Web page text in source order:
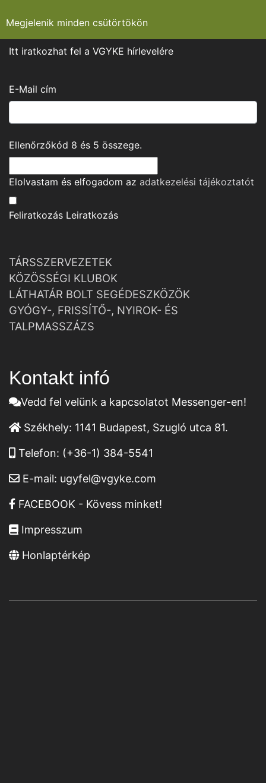
Megjelenik minden csütörtökön
Itt iratkozhat fel a VGYKE hírlevelére
E-Mail cím
Ellenőrzőkód 8 és 5 összege.
Elolvastam és elfogadom az adatkezelési tájékoztatót
Feliratkozás Leiratkozás
TÁRSSZERVEZETEK
KÖZÖSSÉGI KLUBOK
LÁTHATÁR BOLT SEGÉDESZKÖZÖK
GYÓGY-, FRISSÍTŐ-, NYIROK- ÉS
TALPMASSZÁZS
Kontakt infó
Vedd fel velünk a kapcsolatot Messenger-en!
Székhely: 1141 Budapest, Szugló utca 81.
Telefon: (+36-1) 384-5541
E-mail: ugyfel@vgyke.com
FACEBOOK - Kövess minket!
Impresszum
Honlaptérkép